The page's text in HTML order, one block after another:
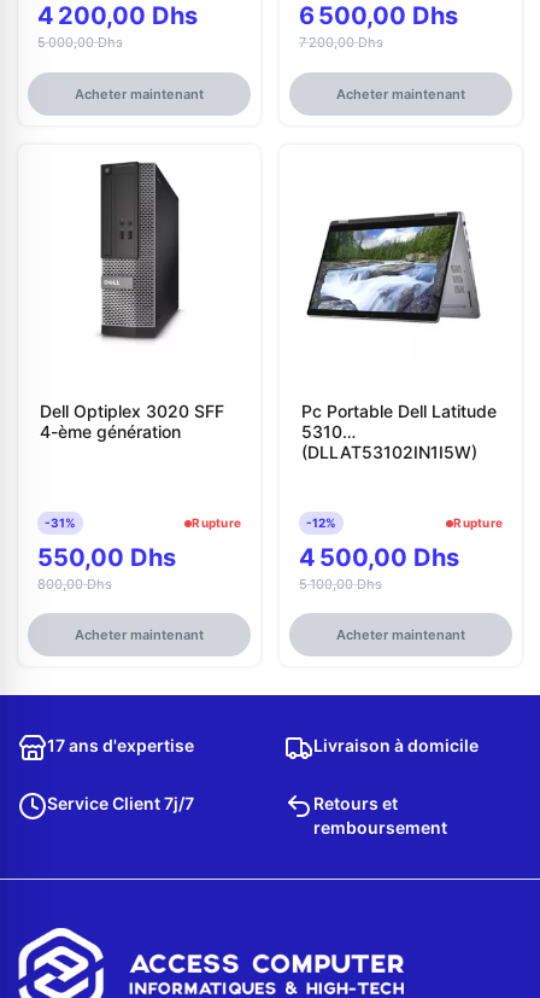
4 200,00 Dhs
5 000,00 Dhs
Acheter maintenant
6 500,00 Dhs
7 200,00 Dhs
Acheter maintenant
Dell Optiplex 3020 SFF
4-ème génération
-31% Rupture
550,00 Dhs
800,00 Dhs
Acheter maintenant
Pc Portable Dell Latitude
5310
(DLLAT53102IN1I5W)
-12% Rupture
4 500,00 Dhs
5 100,00 Dhs
Acheter maintenant
17 ans d'expertise Livraison à domicile
Service Client 7j/7
Retours et
remboursement